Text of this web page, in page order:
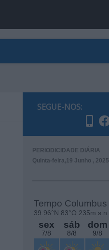
SEGUE-NOS:
PERIODICIDADE DIÁRIA
Quinta-feira,19 Junho , 2025